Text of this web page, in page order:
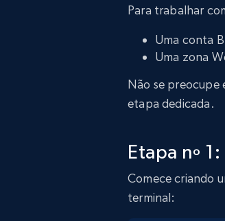
Para trabalhar
Uma conta
Uma zona
Não se preocupe
etapa dedicada.
Etapa nº
Comece criando
terminal: